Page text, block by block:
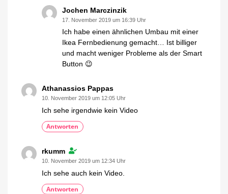
Jochen Marczinzik
17. November 2019 um 16:39 Uhr
Ich habe einen ähnlichen Umbau mit einer
Ikea Fernbedienung gemacht… Ist billiger
und macht weniger Probleme als der Smart
Button 😉
Athanassios Pappas
10. November 2019 um 12:05 Uhr
Ich sehe irgendwie kein Video
Antworten
rkumm
10. November 2019 um 12:34 Uhr
Ich sehe auch kein Video.
Antworten